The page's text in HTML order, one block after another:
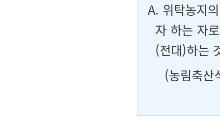
A. 위탁농지
자 하는 자
(전대)하는
(농림축